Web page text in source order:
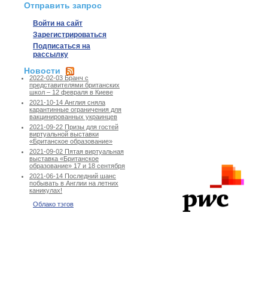
Отправить запрос
Войти на сайт
Зарегистрироваться
Подписаться на
рассылку
Новости
2022-02-03 Бранч с
представителями британских
школ – 12 февраля в Киеве
2021-10-14 Англия сняла
карантинные ограничения для
вакцинированных украинцев
2021-09-22 Призы для гостей
виртуальной выставки
«Британское образование»
2021-09-02 Пятая виртуальная
выставка «Британское
образование» 17 и 18 сентября
2021-06-14 Последний шанс
побывать в Англии на летних
каникулах!
Облако тэгов